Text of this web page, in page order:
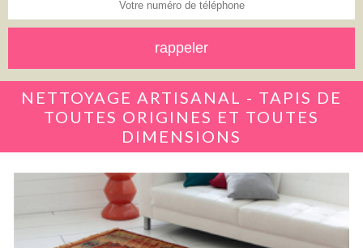
NETTOYAGE ARTISANAL - TAPIS DE
TOUTES ORIGINES ET TOUTES
DIMENSIONS